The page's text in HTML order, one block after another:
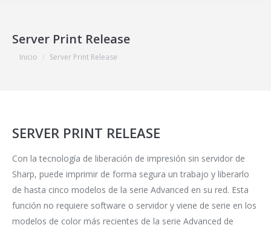
Server Print Release
Estás aquí:
Inicio Server Print Release
SERVER PRINT RELEASE
Con la tecnología de liberación de impresión sin servidor de
Sharp, puede imprimir de forma segura un trabajo y liberarlo
de hasta cinco modelos de la serie Advanced en su red. Esta
función no requiere software o servidor y viene de serie en los
modelos de color más recientes de la serie Advanced de